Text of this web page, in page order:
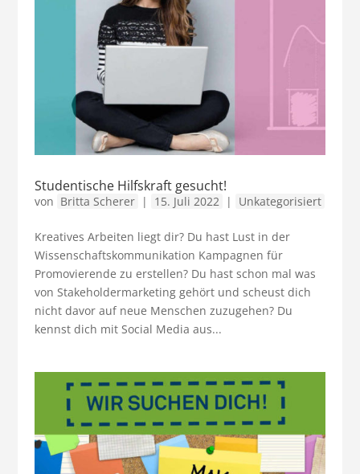
Studentische Hilfskraft gesucht!
von Britta Scherer | 15. Juli 2022 | Unkategorisiert
Kreatives Arbeiten liegt dir? Du hast Lust in der
Wissenschaftskommunikation Kampagnen für
Promovierende zu erstellen? Du hast schon mal was
von Stakeholdermarketing gehört und scheust dich
nicht davor auf neue Menschen zuzugehen? Du
kennst dich mit Social Media aus...